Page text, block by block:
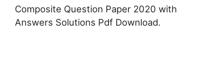
Composite Question Paper 2020 with
Answers Solutions Pdf Download.